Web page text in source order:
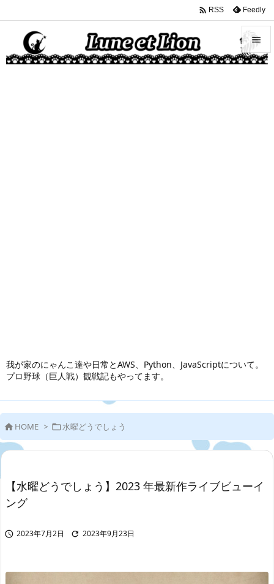
我が家のにゃんこ達や日常とAWS、Python、JavaScriptについて。
プロ野球（巨人戦）観戦記もやってます。


 RSS Feedly
 HOME > 水曜どうでしょう
【水曜どうでしょう】2023 年最新作ライブビューイ
ング
 2023年7月2日  2023年9月23日